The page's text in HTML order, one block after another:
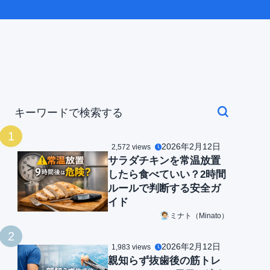
1
2,572 views 2026年2月12日
サラダチキンを常温放置
したら食べていい？2時間
ルールで判断する安全ガ
イド
ミナト（Minato）
2
1,983 views 2026年2月12日
親知らず抜歯後の筋トレ